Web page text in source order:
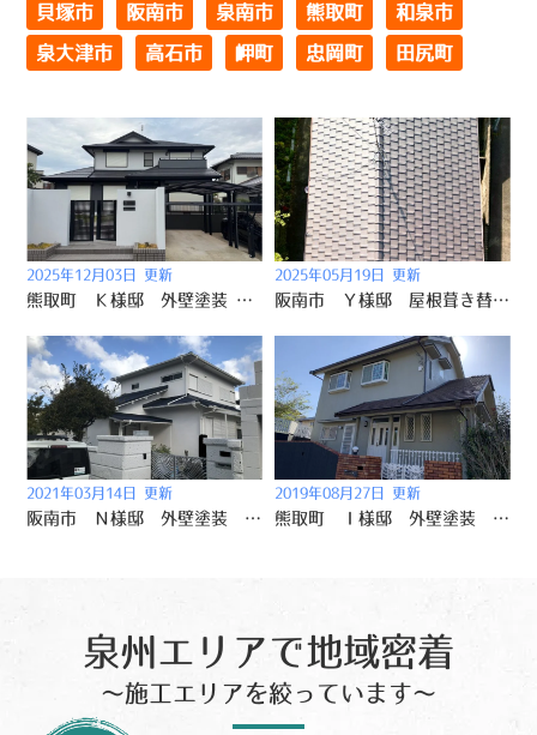
貝塚市 阪南市 泉南市 熊取町 和泉市
泉大津市 高石市 岬町 忠岡町 田尻町
2025年12月03日 更新
熊取町 Ｋ様邸 外壁塗装 屋根葺き替え工事 2025/10/25
2025年05月19日 更新
阪南市 Ｙ様邸 屋根葺き替え工事 2025/4/22
2021年03月14日 更新
阪南市 Ｎ様邸 外壁塗装 屋根葺き替え 2020/12/24
2019年08月27日 更新
熊取町 Ｉ様邸 外壁塗装 屋根葺き替え 2019/8/19
泉州エリアで地域密着
～施工エリアを絞っています～